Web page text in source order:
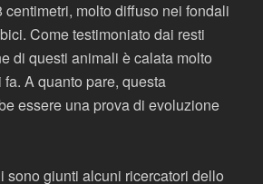
molto diffuso nei fondali
Come testimoniato dai resti
di questi animali è calata molto
A quanto pare, questa
essere una prova di evoluzione
sono giunti alcuni ricercatori dello